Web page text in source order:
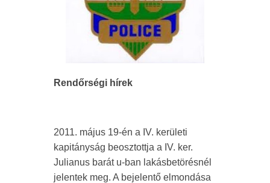
Rendőrségi hírek
2011. május 19-én a IV. kerületi
kapitányság beosztottja a IV. ker.
Julianus barát u-ban lakásbetörésnél
jelentek meg. A bejelentő elmondása